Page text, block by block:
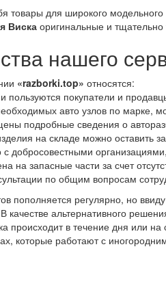
товары для широкого
Вискаоригинальные и
нашего
«razborki.top» относятся:
пользуются покупатели и
авто узлов по марке,
подробные сведения о
на складе можно оставить
с добросовестными
на запасные части за счет
по общим вопросам
пополняется регулярно, но
В качестве альтернативного
происходит в течение дня или
которые работают с